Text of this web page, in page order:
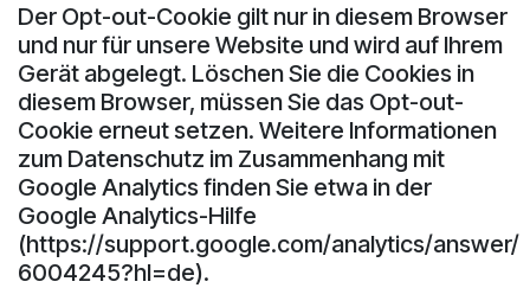
Der Opt-out-Cookie gilt nur in diesem Browser
und nur für unsere Website und wird auf Ihrem
Gerät abgelegt. Löschen Sie die Cookies in
diesem Browser, müssen Sie das Opt-out-
Cookie erneut setzen. Weitere Informationen
zum Datenschutz im Zusammenhang mit
Google Analytics finden Sie etwa in der
Google Analytics-Hilfe
(https://support.google.com/analytics/answer/
6004245?hl=de).